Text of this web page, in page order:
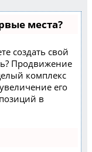
места?
создать свой
Продвижение
комплекс
его
в